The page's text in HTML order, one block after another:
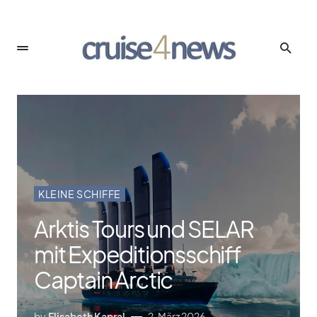
KLEINE SCHIFFE
Arktis Tours und SELAR
mit Expeditionsschiff
Captain Arctic